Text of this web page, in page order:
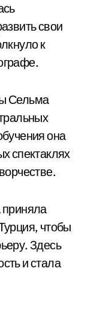
свои
к
Сельма
она
спектаклях
приняла
чтобы
Здесь
и стала